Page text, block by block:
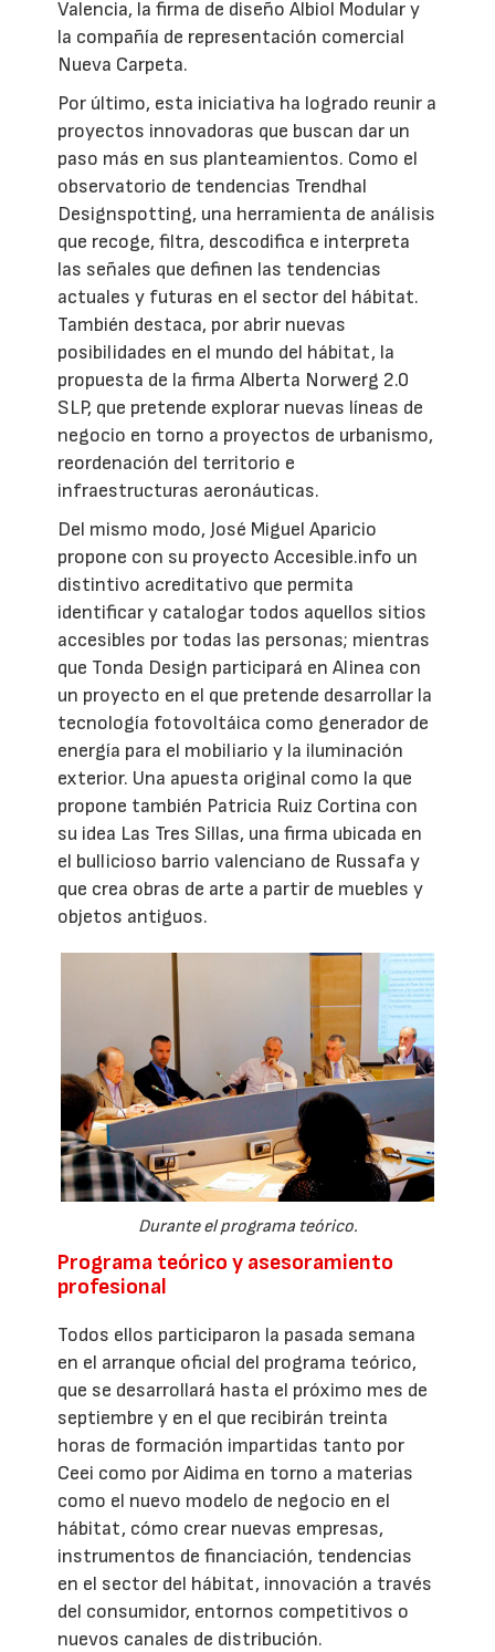
Valencia, la firma de diseño Albiol Modular y
la compañía de representación comercial
Nueva Carpeta.
Por último, esta iniciativa ha logrado reunir a
proyectos innovadoras que buscan dar un
paso más en sus planteamientos. Como el
observatorio de tendencias Trendhal
Designspotting, una herramienta de análisis
que recoge, filtra, descodifica e interpreta
las señales que definen las tendencias
actuales y futuras en el sector del hábitat.
También destaca, por abrir nuevas
posibilidades en el mundo del hábitat, la
propuesta de la firma Alberta Norwerg 2.0
SLP, que pretende explorar nuevas líneas de
negocio en torno a proyectos de urbanismo,
reordenación del territorio e
infraestructuras aeronáuticas.
Del mismo modo, José Miguel Aparicio
propone con su proyecto Accesible.info un
distintivo acreditativo que permita
identificar y catalogar todos aquellos sitios
accesibles por todas las personas; mientras
que Tonda Design participará en Alinea con
un proyecto en el que pretende desarrollar la
tecnología fotovoltáica como generador de
energía para el mobiliario y la iluminación
exterior. Una apuesta original como la que
propone también Patricia Ruiz Cortina con
su idea Las Tres Sillas, una firma ubicada en
el bullicioso barrio valenciano de Russafa y
que crea obras de arte a partir de muebles y
objetos antiguos.
Durante el programa teórico.
Programa teórico y asesoramiento
profesional
Todos ellos participaron la pasada semana
en el arranque oficial del programa teórico,
que se desarrollará hasta el próximo mes de
septiembre y en el que recibirán treinta
horas de formación impartidas tanto por
Ceei como por Aidima en torno a materias
como el nuevo modelo de negocio en el
hábitat, cómo crear nuevas empresas,
instrumentos de financiación, tendencias
en el sector del hábitat, innovación a través
del consumidor, entornos competitivos o
nuevos canales de distribución.